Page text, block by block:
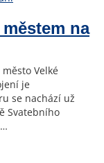
na
Velké
je
se nachází už
Svatebního